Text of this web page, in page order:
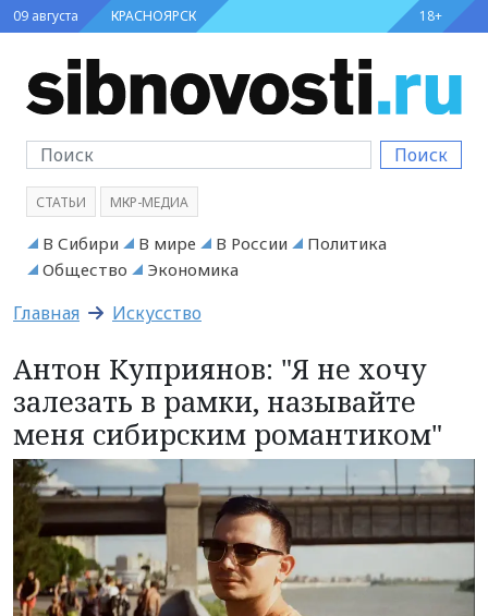
09 августа КРАСНОЯРСК 18+
Поиск
СТАТЬИ МКР-МЕДИА
В Сибири В мире В России
Политика
Общество
Экономика
Главная Искусство
Антон Куприянов: "Я не хочу
залезать в рамки, называйте
меня сибирским романтиком"